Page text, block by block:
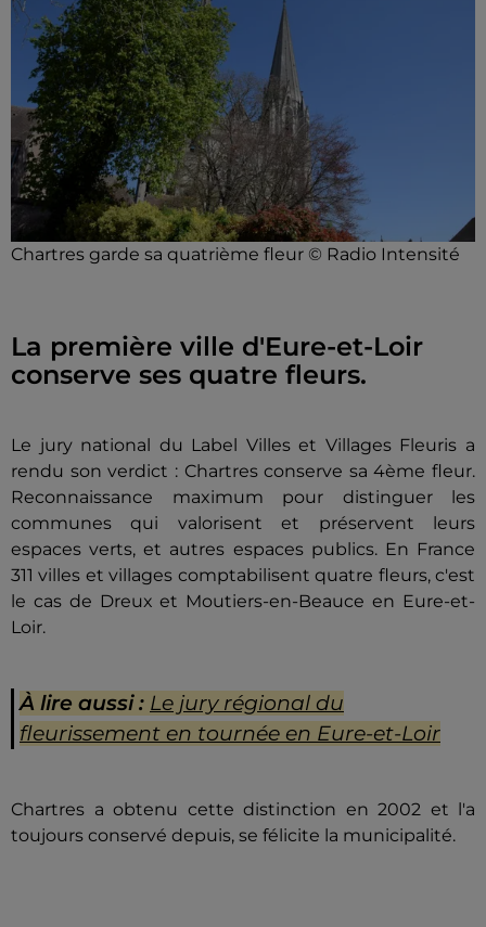
Chartres garde sa quatrième fleur © Radio Intensité
La première ville d'Eure-et-Loir
conserve ses quatre fleurs.
Le jury national du Label Villes et Villages Fleuris a
rendu son verdict : Chartres conserve sa 4ème fleur.
Reconnaissance maximum pour distinguer les
communes qui valorisent et préservent leurs
espaces verts, et autres espaces publics. En France
311 villes et villages comptabilisent quatre fleurs, c'est
le cas de Dreux et Moutiers-en-Beauce en Eure-et-
Loir.
À lire aussi : Le jury régional du
fleurissement en tournée en Eure-et-Loir
Chartres a obtenu cette distinction en 2002 et l'a
toujours conservé depuis, se félicite la municipalité.